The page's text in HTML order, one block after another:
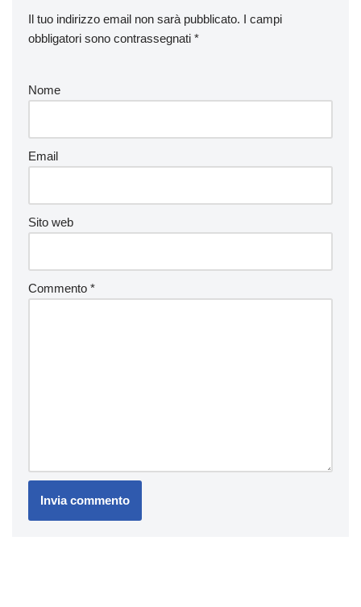
Il tuo indirizzo email non sarà pubblicato. I campi
obbligatori sono contrassegnati *
Nome
Email
Sito web
Commento *